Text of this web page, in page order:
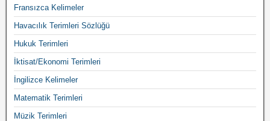
Fransızca Kelimeler
Havacılık Terimleri Sözlüğü
Hukuk Terimleri
İktisat/Ekonomi Terimleri
İngilizce Kelimeler
Matematik Terimleri
Müzik Terimleri